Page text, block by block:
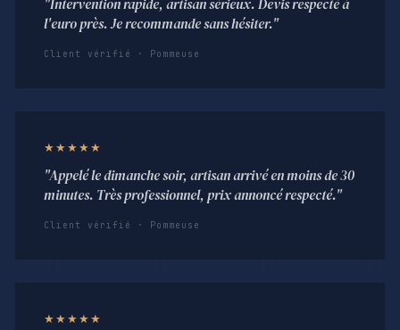
"Intervention rapide, artisan sérieux. Devis respecté à
l'euro près. Je recommande sans hésiter."
Client vérifié · Pommeuse
★★★★★
"Appelé le dimanche soir, artisan arrivé en moins de 30
minutes. Très professionnel, prix annoncé respecté."
Client vérifié · Pommeuse
★★★★★